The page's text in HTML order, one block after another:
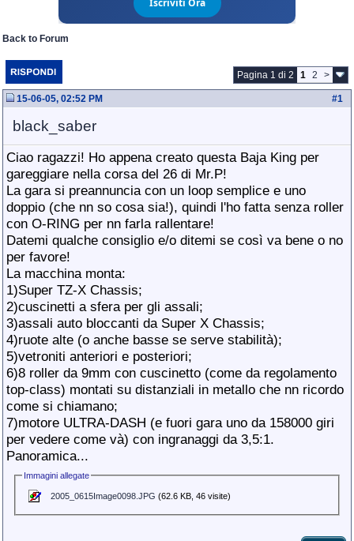
Back to Forum
Pagina 1 di 2 1 2 >
#1
15-06-05, 02:52 PM
black_saber
Ciao ragazzi! Ho appena creato questa Baja King per
gareggiare nella corsa del 26 di Mr.P!
La gara si preannuncia con un loop semplice e uno
doppio (che nn so cosa sia!), quindi l'ho fatta senza roller
con O-RING per nn farla rallentare!
Datemi qualche consiglio e/o ditemi se così va bene o no
per favore!
La macchina monta:
1)Super TZ-X Chassis;
2)cuscinetti a sfera per gli assali;
3)assali auto bloccanti da Super X Chassis;
4)ruote alte (o anche basse se serve stabilità);
5)vetroniti anteriori e posteriori;
6)8 roller da 9mm con cuscinetto (come da regolamento
top-class) montati su distanziali in metallo che nn ricordo
come si chiamano;
7)motore ULTRA-DASH (e fuori gara uno da 158000 giri
per vedere come và) con ingranaggi da 3,5:1.
Panoramica...
Immagini allegate
2005_0615Image0098.JPG (62.6 KB, 46 visite)